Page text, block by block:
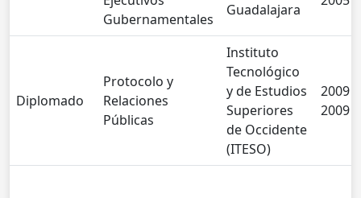
Gubernamentales
Guadalajara
Diplomado
Protocolo y
Relaciones
Públicas
Instituto
Tecnológico
y de Estudios
Superiores
de Occidente
(ITESO)
2009 -
2009